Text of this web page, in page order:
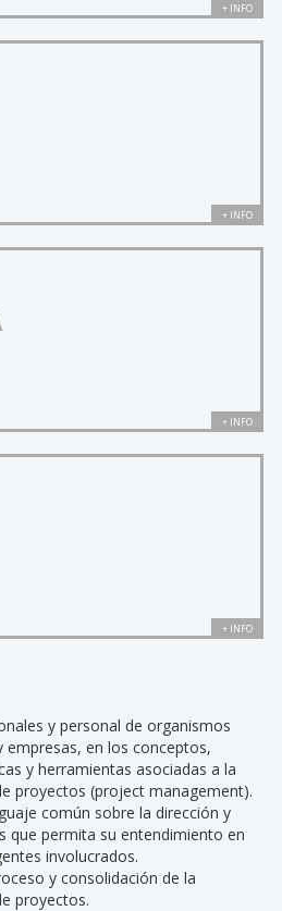
+ INFO
+ INFO
+ INFO
+ INFO
y personal de organismos
empresas, en los conceptos,
y herramientas asociadas a la
proyectos (project management).
común sobre la dirección y
que permita su entendimiento en
involucrados.
y consolidación de la
proyectos.